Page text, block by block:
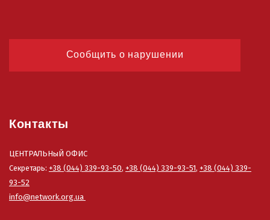
Сообщить о нарушении
Контакты
ЦЕНТРАЛЬНыЙ ОФИС
Секретарь: +38 (044) 339-93-50, +38 (044) 339-93-51, +38 (044) 339-
93-52
info@network.org.ua